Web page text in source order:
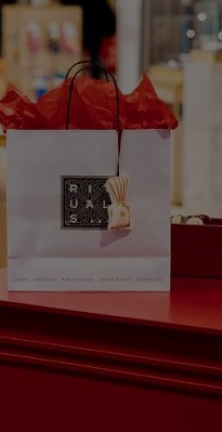
Zmiana ustawień
celach:
do celów identyfikacji.
pomiar reklam i treści,